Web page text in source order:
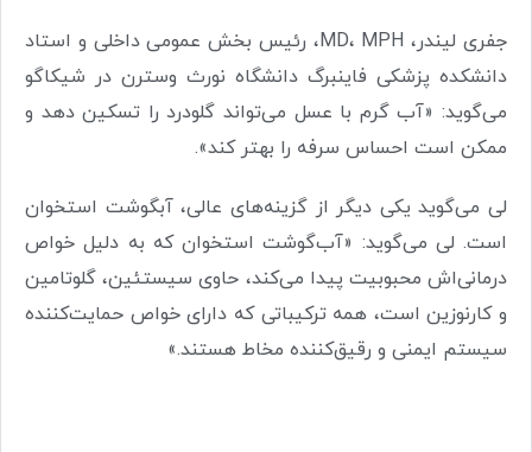
جفری لیندر، MD، MPH، رئیس بخش عمومی داخلی و استاد
دانشکده پزشکی فاینبرگ دانشگاه نورث وسترن در شیکاگو
می‌گوید: «آب گرم با عسل می‌تواند گلودرد را تسکین دهد و
ممکن است احساس سرفه را بهتر کند».
لی می‌گوید یکی دیگر از گزینه‌های عالی، آبگوشت استخوان
است. لی می‌گوید: «آب‌گوشت استخوان که به دلیل خواص
درمانی‌اش محبوبیت پیدا می‌کند، حاوی سیستئین، گلوتامین
و کارنوزین است، همه ترکیباتی که دارای خواص حمایت‌کننده
سیستم ایمنی و رقیق‌کننده مخاط هستند.»